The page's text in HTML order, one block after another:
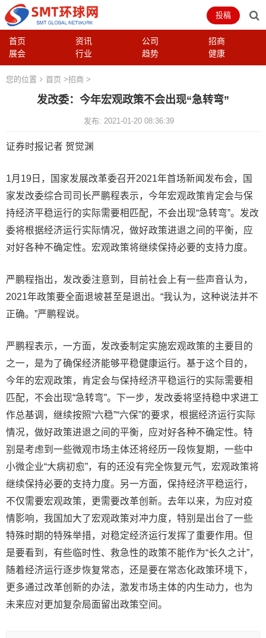
首页 资讯 公司
招商
展会
行业 趋势 健康
投稿
您的位置 首页 >招商 >
发改委：今年宏观政策不会出现“急转弯”
发布: 2021-01-20 08:36:39
证券时报记者 贺觉渊
1月19日，国家发展改革委召开2021年首场新闻发布会，国
家发改委综合司司长严鹏程表示，今年宏观政策肯定会与保
持经济平稳运行的实际需要相匹配，不会出现“急转弯”。发改
委将根据经济运行实际情况，做好政策进退之间的平衡，应
对好各种不确定性。宏观政策将继续保持必要的支持力度。
严鹏程指出，发改委注意到，目前社会上有一些声音认为，
2021年政策要全面退坡甚至是退出。“我认为，这种说法并不
正确。”严鹏程说。
严鹏程表示，一方面，发改委制定实施宏观政策的主要目的
之一，是为了确保经济能够平稳健康运行。基于这个目的，
今年的宏观政策，肯定会与保持经济平稳运行的实际需要相
匹配，不会出现“急转弯”。下一步，发改委将坚持稳中求进工
作总基调，继续按照“六稳”“六保”的要求，根据经济运行实际
情况，做好政策进退之间的平衡，应对好各种不确定性。特
别是考虑到一些微观市场主体还将经历一段恢复期，一些中
小微企业“大病初愈”，有的还没有完全恢复元气，宏观政策将
继续保持必要的支持力度。另一方面，保持经济平稳运行，
不仅需要宏观政策，更需要改革创新。去年以来，为应对疫
情影响，我国加大了宏观政策对冲力度，特别是出台了一些
特殊时期的特殊举措，对稳定经济运行发挥了重要作用。但
是要看到，有些临时性、救急性的政策不能作为“长久之计”，
随着经济运行逐步恢复常态，还是要在常态化政策环境下，
更多通过改革创新的办法，激发市场主体的内生动力，也为
未来应对更加复杂局面留出政策空间。